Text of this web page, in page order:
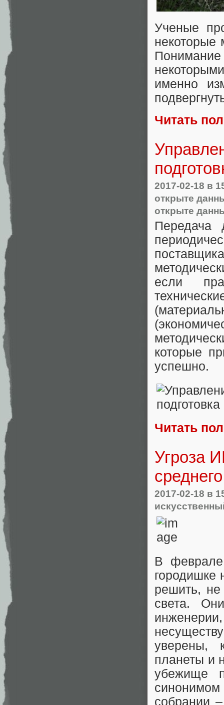
Ученые
некоторые
именно
Читать
2017-02-18 в
открыте
открыте
Передача
если
которые
успешно.
Читать
Угроза
2017-02-18 в
В феврале
городишке
решить,
света.
уверены,
планеты и
убежище
собрании